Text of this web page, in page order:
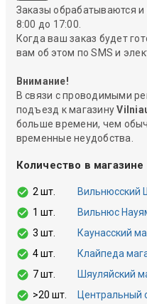
Заказы обрабатываются
8:00 до 17:00.
Когда ваш заказ будет
вам об этом по SMS и
Внимание!
В связи с проводимыми
подъезд к магазину
больше времени, чем
временные неудобства.
Количество в магазине
2 шт.
Вильнюсский
1 шт.
Вильнюс
3 шт.
Каунасский
4 шт.
Клайпеда
7 шт.
Шяуляйский
>20 шт.
Центральный